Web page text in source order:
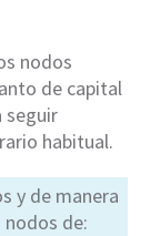
nodos
de capital
seguir
habitual.
y de manera
de: